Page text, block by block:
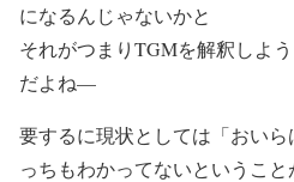
になるんじゃないかと
それがつまりTGMを解釈しよ
だよね—
要するに現状としては「おい
っちもわかってないというこ